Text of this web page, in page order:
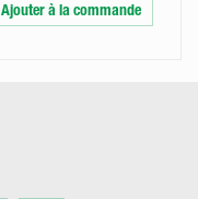
Ajouter à la commande